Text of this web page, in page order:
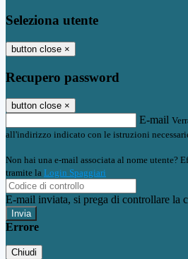
Seleziona utente
button close ×
Recupero password
button close ×
E-mail
all'indirizzo indicato con le istruzioni
Non hai una e-mail associata al nome utente?
tramite la Login Spaggiari
E-mail inviata, si prega di controllare la
Errore
Chiudi